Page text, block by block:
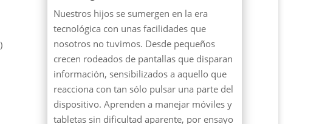
Nuestros hijos se sumergen en la era
tecnológica con unas facilidades que
nosotros no tuvimos. Desde pequeños
crecen rodeados de pantallas que disparan
información, sensibilizados a aquello que
reacciona con tan sólo pulsar una parte del
dispositivo. Aprenden a manejar móviles y
tabletas sin dificultad aparente, por ensayo